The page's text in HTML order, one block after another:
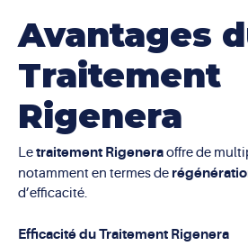
Avantages
Traitement
Rigenera
Letraitement Rigeneraoffre de
notamment en termes de
d’efficacité.
Efficacité du Traitement Rigenera